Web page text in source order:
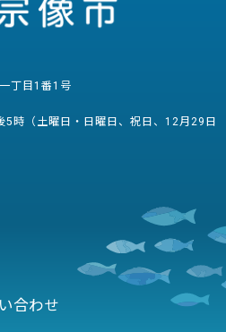
丁目1番1号
5時（土曜日・日曜日、祝日、12月29日
合わせ